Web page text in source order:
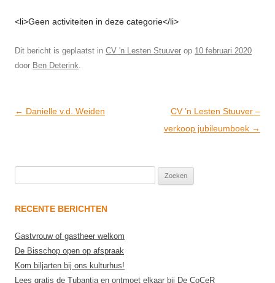
<li>Geen activiteiten in deze categorie</li>
Dit bericht is geplaatst in CV 'n Lesten Stuuver op 10 februari 2020
door Ben Deterink
Post
← Danielle v.d. Weiden
CV ’n Lesten Stuuver –
verkoop jubileumboek →
RECENTE BERICHTEN
Gastvrouw of gastheer welkom
De Bisschop open op afspraak
Kom biljarten bij ons kulturhus!
Lees gratis de Tubantia en ontmoet elkaar bij De CoCeR